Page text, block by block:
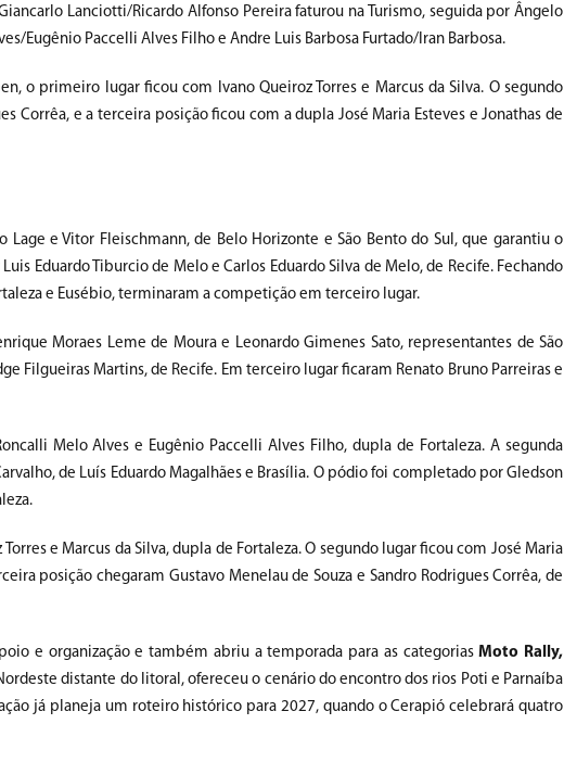
Lanciotti/Ricardo Alfonso Pereira faturou na Turismo, seguida por Ângelo
Eugênio Paccelli Alves Filho e Andre Luis Barbosa Furtado/Iran Barbosa.
o primeiro lugar ficou com Ivano Queiroz Torres e Marcus da Silva. O segundo
Corrêa, e a terceira posição ficou com a dupla José Maria Esteves e Jonathas de
e Vitor Fleischmann, de Belo Horizonte e São Bento do Sul, que garantiu o
Eduardo Tiburcio de Melo e Carlos Eduardo Silva de Melo, de Recife. Fechando
e Eusébio, terminaram a competição em terceiro lugar.
Moraes Leme de Moura e Leonardo Gimenes Sato, representantes de São
Filgueiras Martins, de Recife. Em terceiro lugar ficaram Renato Bruno Parreiras e
Melo Alves e Eugênio Paccelli Alves Filho, dupla de Fortaleza. A segunda
de Luís Eduardo Magalhães e Brasília. O pódio foi completado por Gledson
e Marcus da Silva, dupla de Fortaleza. O segundo lugar ficou com José Maria
posição chegaram Gustavo Menelau de Souza e Sandro Rodrigues Corrêa, de
e organização e também abriu a temporada para as categoriasMoto Rally,
distante do litoral, ofereceu o cenário do encontro dos rios Poti e Parnaíba
já planeja um roteiro histórico para 2027, quando o Cerapió celebrará quatro